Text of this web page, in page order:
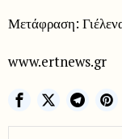
Μετάφραση:
www.ertnews.gr